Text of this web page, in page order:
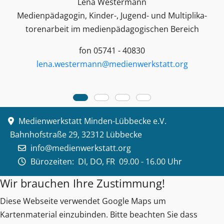
Medienpädagogin, Kinder-, Jugend- und Multiplika­
toren­arbeit im medienpädagogischen Bereich
fon 05741 - 40830
lena.westermann@medienwerkstatt.org
Medienwerkstatt Minden-Lübbecke e.V.
Bahnhofstraße 29, 32312 Lübbecke
info@medienwerkstatt.org
Bürozeiten: DI, DO, FR 09.00 - 16.00 Uhr
Wir brauchen Ihre Zustimmung!
Diese Webseite verwendet Google Maps um
Kartenmaterial einzubinden. Bitte beachten Sie dass